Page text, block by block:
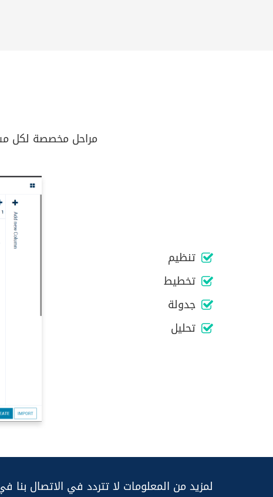
مراحل مخصصة لكل
تنظيم
تخطيط
جدولة
تحليل
لمزيد من المعلومات لا تتردد في الاتصال